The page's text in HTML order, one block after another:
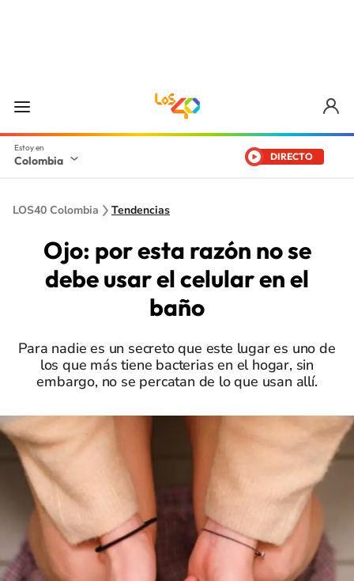
Colombia DIRECTO
LOS40 Colombia Tendencias
Ojo: por esta razón no se
debe usar el celular en el
baño
Para nadie es un secreto que este lugar es uno de
los que más tiene bacterias en el hogar, sin
embargo, no se percatan de lo que usan allí.